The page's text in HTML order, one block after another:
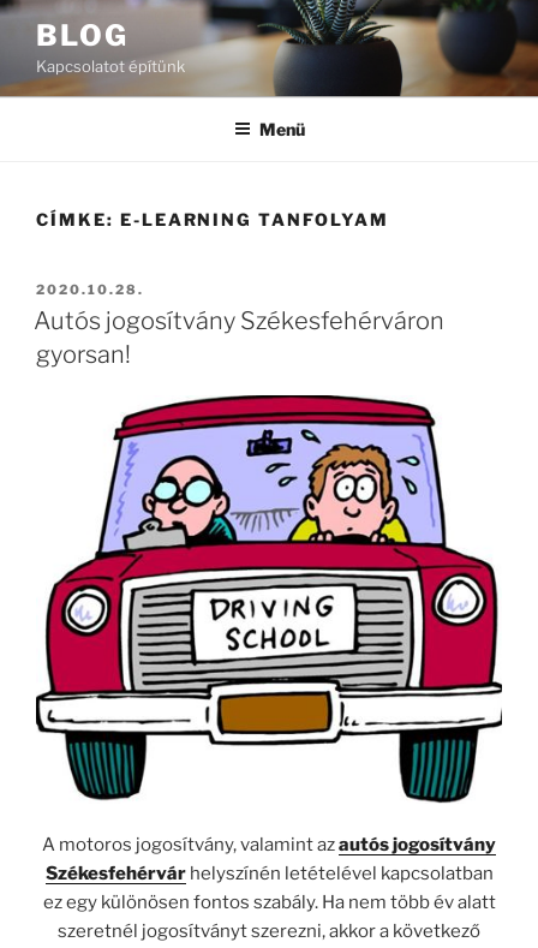
Tartalomhoz
BLOG
Kapcsolatot építünk
Menü
CÍMKE: E-LEARNING TANFOLYAM
BEKÜLDVE:
2020.10.28.
Autós jogosítvány Székesfehérváron
gyorsan!
A motoros jogosítvány, valamint azautós jogosítvány
Székesfehérvárhelyszínén letételével kapcsolatban
ez egy különösen fontos szabály. Ha nem több évalatt
szeretnél jogosítványt szerezni, akkor a következő